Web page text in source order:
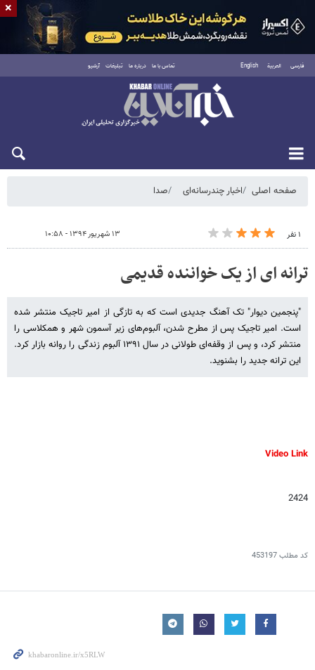
فارسی العربية English تماس با ما درباره ما تبلیغات آرشیو
جمعه ۱۶ مرداد ۱۴۰۵
صفحه اصلی اخبار چندرسانه‌ای صدا
۱ نفر ۱۳ شهریور ۱۳۹۴ - ۱۰:۵۸
ترانه ای از یک خواننده قدیمی
"پنجمین دیوار" تک آهنگ جدیدی است که به تازگی از امیر تاجیک منتشر شده
است. امیر تاجیک پس از مطرح شدن، آلبوم‌های زیر آسمون شهر و همکلاسی را
منتشر کرد، و پس از وقفه‌ای طولانی در سال ۱۳۹۱ آلبوم زندگی را روانه بازار کرد.
این ترانه جدید را بشنوید.
Video Link
2424
کد مطلب453197
×